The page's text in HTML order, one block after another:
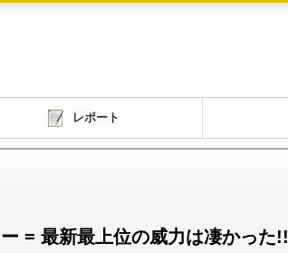
レポート
= 最新最上位の威力は凄かった!!